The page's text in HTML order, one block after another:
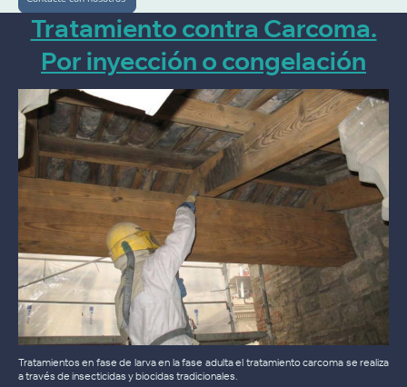
Tratamiento contra Carcoma.
Por inyección o congelación
Tratamientos en fase de larva en la fase adulta el tratamiento carcoma se realiza
a través de insecticidas y biocidas tradicionales.